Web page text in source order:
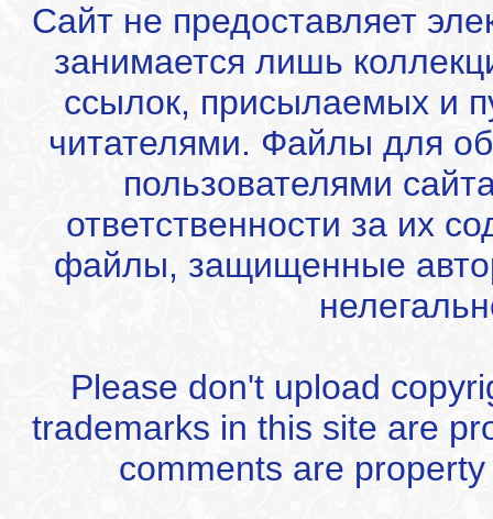
Сайт не предоставляет
занимается лишь
ссылок, присылаемых и
читателями. Файлы для
пользователями
ответственности за их
файлы, защищенные
Please don't upload
trademarks in this site are
comments are